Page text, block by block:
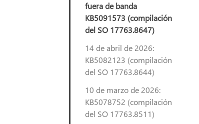
fuera de banda
KB5091573 (compilación
del SO 17763.8647)
14 de abril de 2026:
KB5082123 (compilación
del SO 17763.8644)
10 de marzo de 2026:
KB5078752 (compilación
del SO 17763.8511)